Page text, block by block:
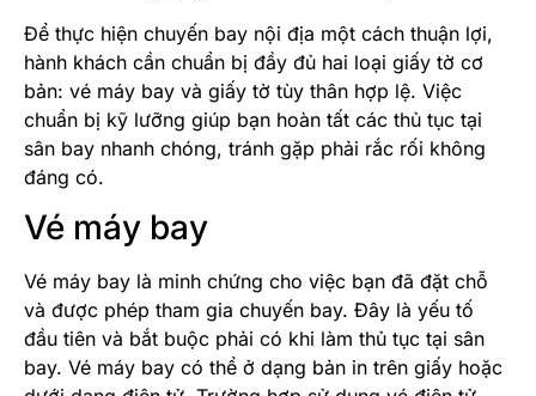
Để thực hiện chuyến bay nội địa một cách thuận lợi,
hành khách cần chuẩn bị đầy đủ hai loại giấy tờ cơ
bản: vé máy bay và giấy tờ tùy thân hợp lệ. Việc
chuẩn bị kỹ lưỡng giúp bạn hoàn tất các thủ tục tại
sân bay nhanh chóng, tránh gặp phải rắc rối không
đáng có.
Vé máy bay
Vé máy bay là minh chứng cho việc bạn đã đặt chỗ
và được phép tham gia chuyến bay. Đây là yếu tố
đầu tiên và bắt buộc phải có khi làm thủ tục tại sân
bay. Vé máy bay có thể ở dạng bản in trên giấy hoặc